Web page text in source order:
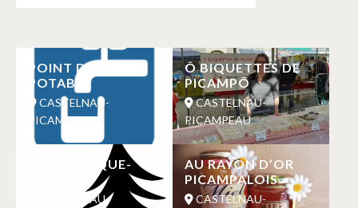
POINT D’EAU
POTABLE
CASTELNAU-
PICAMPEAU
Ô BIQUETTES DE
PICAMPÔ
CASTELNAU-
PICAMPEAU
AIRE DE PIQUE-
CASTELNAU-
AU RAYON D’OR
PICAMPALOIS
CASTELNAU-